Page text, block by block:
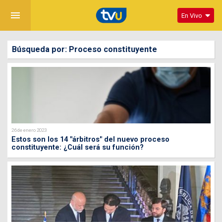
menu En Vivo
Búsqueda por: Proceso constituyente
26 de enero 2023
Estos son los 14 "árbitros" del nuevo proceso
constituyente: ¿Cuál será su función?